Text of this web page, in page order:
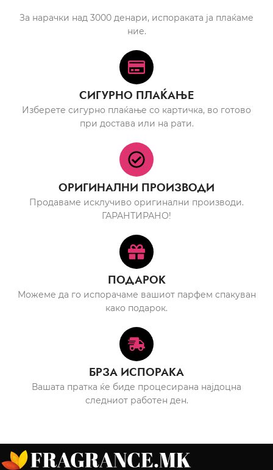
За нарачки над 3000 денари, испораката ја плаќаме
ние.
СИГУРНО ПЛАЌАЊЕ
Изберете сигурно плаќање со картичка, во готово
при достава или на рати.
ОРИГИНАЛНИ ПРОИЗВОДИ
Продаваме исклучиво оригинални производи.
ГАРАНТИРАНО!
ПОДАРОК
Можеме да го испорачаме вашиот парфем спакуван
како подарок.
БРЗА ИСПОРАКА
Вашата пратка ќе биде процесирана најдоцна
следниот работен ден.